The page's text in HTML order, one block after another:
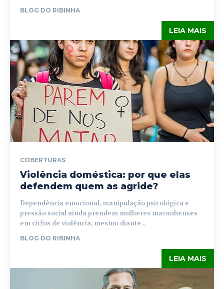
BLOG DO RIBINHA
LEIA MAIS
COBERTURAS
Violência doméstica: por que elas
defendem quem as agride?
Dependência emocional, manipulação psicológica e
pressão social ainda prendem mulheres maranhenses
em ciclos de violência, mesmo diante...
BLOG DO RIBINHA
LEIA MAIS